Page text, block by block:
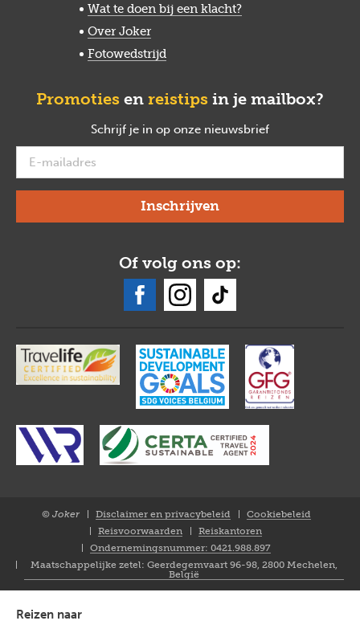
Wat te doen bij een klacht?
Over Joker
Fotowedstrijd
Promoties en reistips in je mailbox?
Schrijf je in op onze nieuwsbrief
Of volg ons op:
© Joker
Disclaimer en privacybeleid
Cookiebeleid
Reisvoorwaarden
Reiskantoren
Ondernemingsnummer: 0421.988.897
Maatschappelijke zetel: Geerdegemvaart 96-98, 2800 Mechelen,
België
Reizen naar